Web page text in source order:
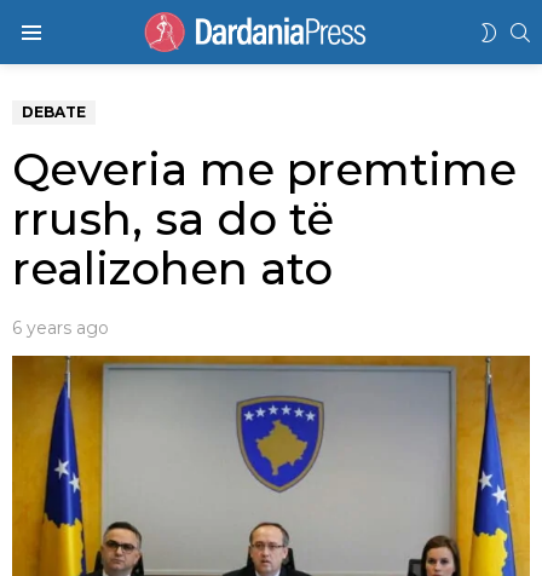
DEBATE
Qeveria me premtime
rrush, sa do të
realizohen ato
6 years ago